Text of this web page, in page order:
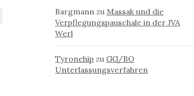
Bargmann zu Massak und die
Verpflegungspauschale in der JVA
Werl
Tyronehip zu GG/BO
Unterlassungsverfahren